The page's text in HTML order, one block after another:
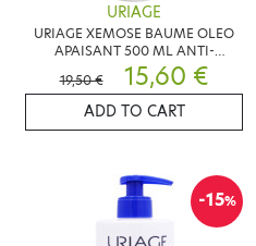
URIAGE
URIAGE XEMOSE BAUME OLEO
APAISANT 500 ML ANTI-
GRATTAGE
19,50 € 15,60 €
ADD TO CART
-15%